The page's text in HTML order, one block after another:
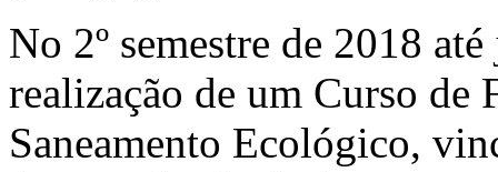
No 2º semestre de 2018
realização de um Curso de
Saneamento Ecológico,